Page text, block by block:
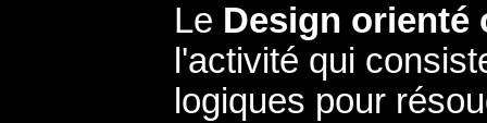
Le Design orienté
l'activité qui
logiques pour